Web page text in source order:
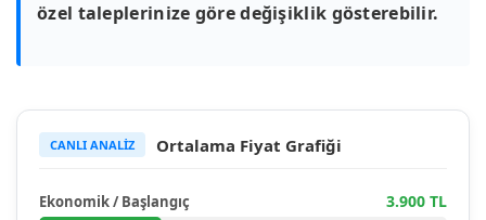
özel taleplerinize göre değişiklik gösterebilir.
CANLI ANALİZ Ortalama Fiyat Grafiği
Ekonomik / Başlangıç 3.900 TL